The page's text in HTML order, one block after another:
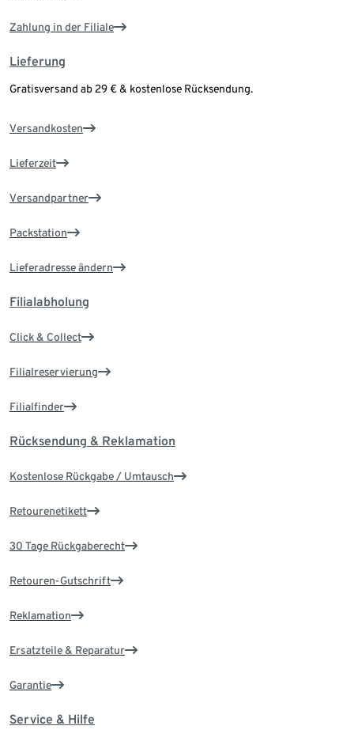
Zahlung in der Filiale
Lieferung
Gratisversand ab 29 € & kostenlose Rücksendung.
Versandkosten
Lieferzeit
Versandpartner
Packstation
Lieferadresse ändern
Filialabholung
Click & Collect
Filialreservierung
Filialfinder
Rücksendung & Reklamation
Kostenlose Rückgabe / Umtausch
Retourenetikett
30 Tage Rückgaberecht
Retouren-Gutschrift
Reklamation
Ersatzteile & Reparatur
Garantie
Service & Hilfe